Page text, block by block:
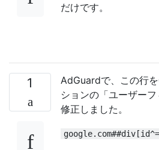
だけです。
1
AdGuardで、この行
ションの「ユーザーフ
修正しました。